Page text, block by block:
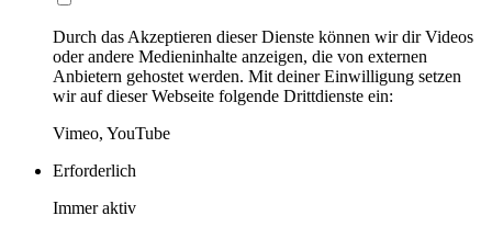
Durch das Akzeptieren dieser Dienste können wir dir Videos
oder andere Medieninhalte anzeigen, die von externen
Anbietern gehostet werden. Mit deiner Einwilligung setzen
wir auf dieser Webseite folgende Drittdienste ein:
Vimeo, YouTube
Erforderlich
Immer aktiv